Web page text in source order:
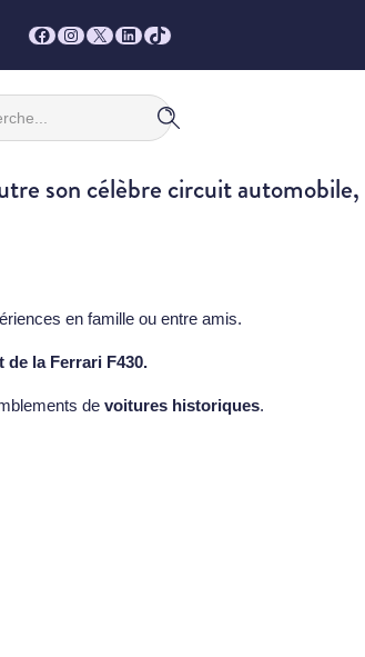
Facebook
Instagram
X LinkedIn
TikTok
son célèbre circuit automobile,
en famille ou entre amis.
de la Ferrari F430.
de voitures historiques.